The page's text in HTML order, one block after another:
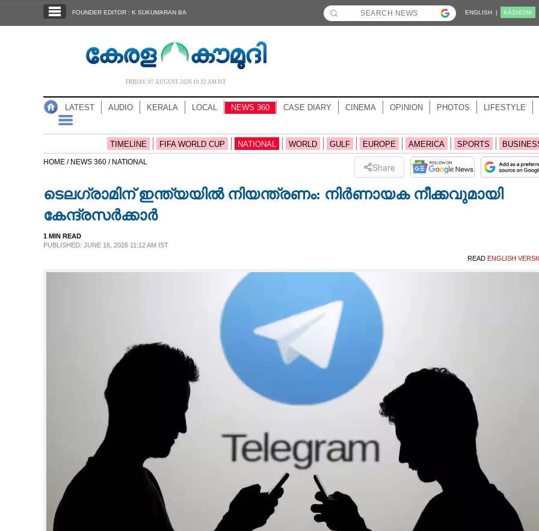
NOTIFIED NEWS
NEWS 360
CASE DIARY
FOUNDER EDITOR : K SUKUMARAN BA ENGLISH | KĀZHCHA
FRIDAY, 07 AUGUST 2026 10.32 AM IST
LATEST AUDIO KERALA LOCAL NEWS 360 CASE DIARY CINEMA OPINION PHOTOS LIFESTYLE
TIMELINE FIFA WORLD CUP NATIONAL WORLD GULF EUROPE AMERICA SPORTS
HOME / NEWS 360 / NATIONAL Share
ടെലഗ്രാമിന് ഇന്ത്യയിൽ നിയന്ത്രണം: നിർണായക നീക്കവുമായി
കേന്ദ്രസർക്കാർ
1 MIN READ
PUBLISHED: JUNE 16, 2026 11:12 AM IST
READ ENGLISH